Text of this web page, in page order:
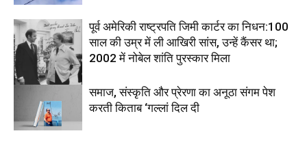
पूर्व अमेरिकी राष्ट्रपति जिमी कार्टर का निधन:100
साल की उम्र में ली आखिरी सांस, उन्हें कैंसर था;
2002 में नोबेल शांति पुरस्कार मिला
समाज, संस्कृति और प्रेरणा का अनूठा संगम पेश
करती किताब ‘गल्लां दिल दी